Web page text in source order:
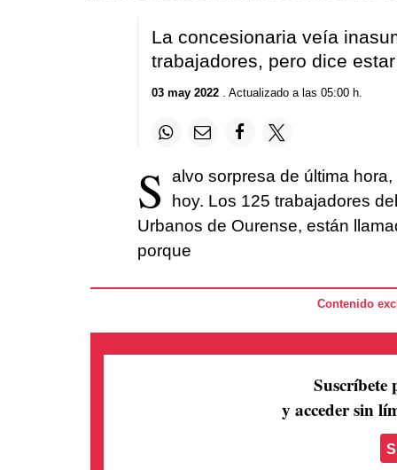
La concesionaria veía
trabajadores, pero dice
03 may 2022. Actualizado a las 05:00 h.
S
alvo sorpresa de última
hoy. Los 125 trabajadores
Urbanos de Ourense, están
porque
Contenido
Suscríbete
y acceder sin